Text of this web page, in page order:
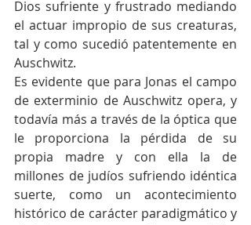
Dios sufriente y frustrado mediando
el actuar impropio de sus creaturas,
tal y como sucedió patentemente en
Auschwitz.
Es evidente que para Jonas el campo
de exterminio de Auschwitz opera, y
todavía más a través de la óptica que
le proporciona la pérdida de su
propia madre y con ella la de
millones de judíos sufriendo idéntica
suerte, como un acontecimiento
histórico de carácter paradigmático y